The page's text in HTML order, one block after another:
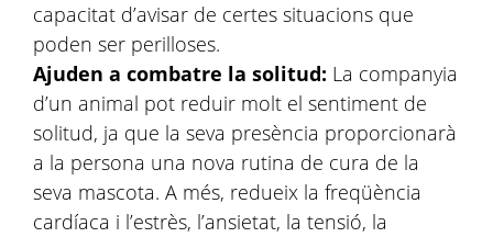
capacitat d’avisar de certes situacions que
poden ser perilloses.
Ajuden a combatre la solitud: La companyia
d’un animal pot reduir molt el sentiment de
solitud, ja que la seva presència proporcionarà
a la persona una nova rutina de cura de la
seva mascota. A més, redueix la freqüència
cardíaca i l’estrès, l’ansietat, la tensió, la